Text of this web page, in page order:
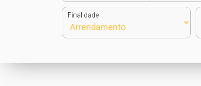
Finalidade